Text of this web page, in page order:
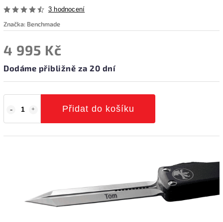
3 hodnocení
Značka: Benchmade
4 995 Kč
Dodáme přibližně za 20 dní
Přidat do košíku